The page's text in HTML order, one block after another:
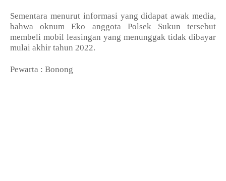
Sementara menurut informasi yang didapat awak media,
bahwa oknum Eko anggota Polsek Sukun tersebut
membeli mobil leasingan yang menunggak tidak dibayar
mulai akhir tahun 2022.
Pewarta : Bonong